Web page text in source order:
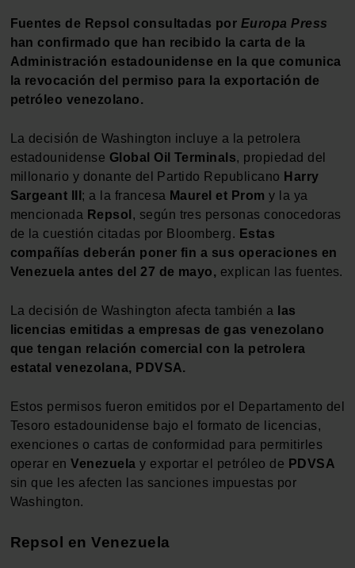
Fuentes de Repsol consultadas por Europa Press
han confirmado que han recibido la carta de la
Administración estadounidense en la que comunica
la revocación del permiso para la exportación de
petróleo venezolano.
La decisión de Washington incluye a la petrolera
estadounidense Global Oil Terminals, propiedad del
millonario y donante del Partido Republicano Harry
Sargeant III ; a la francesa Maurel et Prom y la ya
mencionada Repsol , según tres personas conocedoras
de la cuestión citadas por Bloomberg. Estas
compañías deberán poner fin a sus operaciones en
Venezuela antes del 27 de mayo, explican las fuentes.
La decisión de Washington afecta también a
las
licencias emitidas a empresas de gas venezolano
que tengan relación comercial con la petrolera
estatal venezolana, PDVSA.
Estos permisos fueron emitidos por el Departamento del
Tesoro estadounidense bajo el formato de licencias,
exenciones o cartas de conformidad para permitirles
operar enVenezuela y exportar el petróleo de PDVSA
sin que les afecten las sanciones impuestas por
Washington.
Repsol en Venezuela